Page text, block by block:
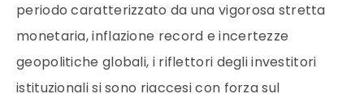
periodo caratterizzato da una vigorosa stretta
monetaria, inflazione record e incertezze
geopolitiche globali, i riflettori degli investitori
istituzionali si sono riaccesi con forza sul